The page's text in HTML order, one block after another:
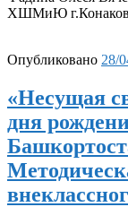
ХШМиЮ
Опубликовано 28/
«Несущая
дня